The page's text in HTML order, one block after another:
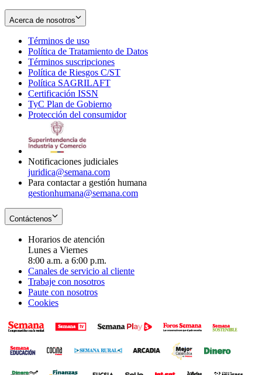
Acerca de nosotros
Términos de uso
in
new
window
Política de Tratamiento de Datos
Términos suscripciones
in
Política de Riesgos C/ST
Política SAGRILAFT
new
window
Certificación ISSN
in
new
TyC Plan de Gobierno
in
Protección del consumidorOpens
Notificaciones judiciales
juridica@semana.com
Para contactar a gestión humana
gestionhumana@semana.com
Contáctenos
Horarios de atención
Lunes a Viernes
8:00 a.m. a 6:00 p.m.
Canales de servicio al cliente
Trabaje con nosotros
Paute con nosotros
Cookies